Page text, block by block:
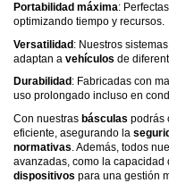
Portabilidad máxima:
optimizando tiempo y recursos.
Versatilidad: Nuestros
adaptan a vehículos de
Durabilidad : Fabricadas con
uso prolongado incluso en
Con nuestras básculas podrás
eficiente, asegurando la
normativas . Además, todos
avanzadas, como la capacidad
dispositivos para una gestión